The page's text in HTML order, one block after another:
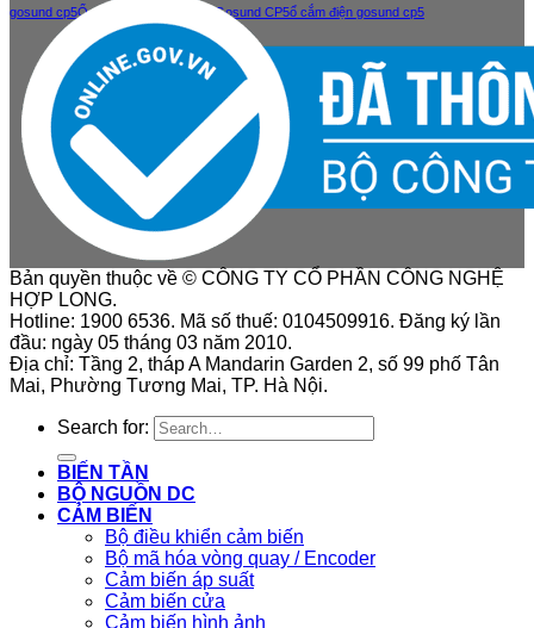
gosund cp5Ổ cắm điện thông minh Gosund CP5ổ cắm điện gosund cp5
Bản quyền thuộc về © CÔNG TY CỔ PHẦN CÔNG NGHỆ
HỢP LONG.
Hotline: 1900 6536. Mã số thuế: 0104509916. Đăng ký lần
đầu: ngày 05 tháng 03 năm 2010.
Địa chỉ: Tầng 2, tháp A Mandarin Garden 2, số 99 phố Tân
Mai, Phường Tương Mai, TP. Hà Nội.
Search for:
BIẾN TẦN
BỘ NGUỒN DC
CẢM BIẾN
Bộ điều khiển cảm biến
Bộ mã hóa vòng quay / Encoder
Cảm biến áp suất
Cảm biến cửa
Cảm biến hình ảnh